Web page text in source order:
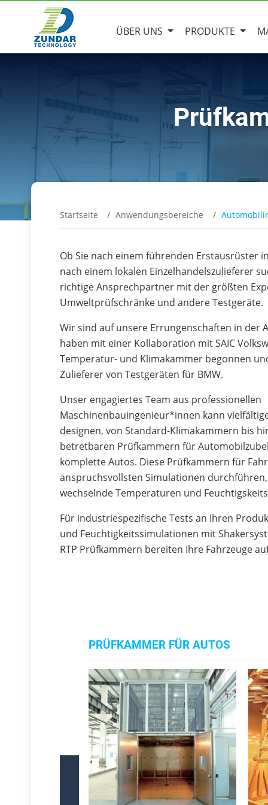
ÜBER UNS PRODUKTE
Startseite Anwendungsbereiche
Ob Sie nach einem führenden Erstausrüster
nach einem lokalen Einzelhandelszulieferer
richtige Ansprechpartner mit der größten
Umweltprüfschränke und andere Testgeräte.
Wir sind auf unsere Errungenschaften in der
haben mit einer Kollaboration mit SAIC
Temperatur- und Klimakammer begonnen
Zulieferer von Testgeräten für BMW.
Unser engagiertes Team aus professionellen
Maschinenbauingenieur*innen kann
designen, von Standard-Klimakammern bis
betretbaren Prüfkammern für
komplette Autos. Diese Prüfkammern für
anspruchsvollsten Simulationen
wechselnde Temperaturen und
Für industriespezifische Tests an Ihren
und Feuchtigkeitssimulationen mit
RTP Prüfkammern bereiten Ihre Fahrzeuge
PRÜFKAMMER FÜR AUTOS
‹